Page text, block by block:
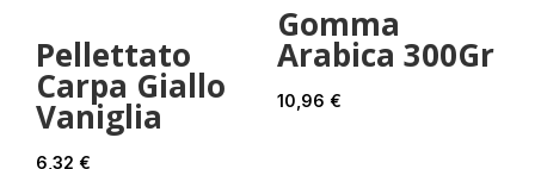
Pellettato
Carpa Giallo
Vaniglia
6,32 €
Gomma
Arabica 300Gr
10,96 €